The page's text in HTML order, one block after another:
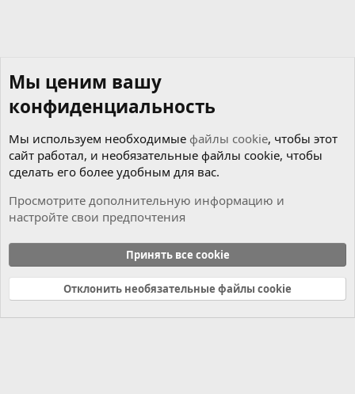
Cookies
Russian (RU)
Связь с нами
Условия и правила
Политика конфиденциальности
Справка Главная
R
Мы ценим вашу
конфиденциальность
Мы используем необходимые файлы cookie, чтобы этот
сайт работал, и необязательные файлы cookie, чтобы
сделать его более удобным для вас.
Просмотрите дополнительную информацию и
настройте свои предпочтения
Принять все cookie
Отклонить необязательные файлы cookie